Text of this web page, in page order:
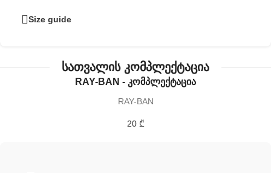
Size guide
სათვალის კომპლექტაცია
RAY-BAN - კომპლექტაცია
RAY-BAN
20 ₾